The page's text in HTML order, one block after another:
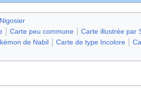
Carte peu commune
Carte illustrée par
de Nabil Carte de type Incolore